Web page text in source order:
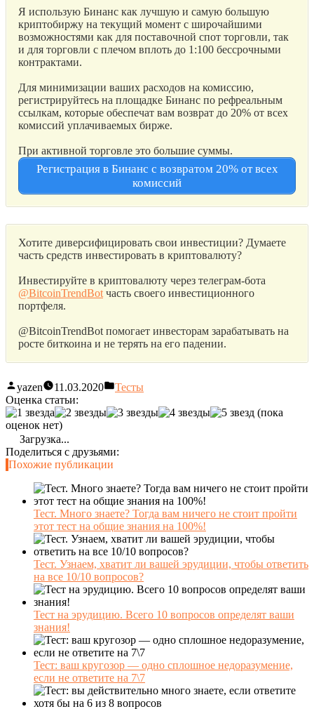
Я использую Бинанс как лучшую и самую большую
криптобиржу на текущий момент с широчайшими
возможностями как для поставочной спот торговли, так
и для торговли с плечом вплоть до 1:100 бессрочными
контрактами.
Для минимизации ваших расходов на комиссию,
регистрируйтесь на площадке Бинанс по рефреальным
ссылкам, которые обеспечат вам возврат до 20% от всех
комиссий уплачиваемых бирже.
При активной торговле это большие суммы.
Регистрация в Бинанс с возвратом 20% от всех
комиссий
Хотите диверсифицировать свои инвестиции? Думаете
часть средств инвестировать в криптовалюту?
Инвестируйте в криптовалюту через телеграм-бота
@BitcoinTrendBot часть своего инвестиционного
портфеля.
@BitcoinTrendBot помогает инвесторам зарабатывать на
росте биткоина и не терять на его падении.
yazen 11.03.2020
Тесты
Оценка статьи:
(пока
оценок нет)
Загрузка...
Поделиться с друзьями:
Похожие публикации
Тест. Много знаете? Тогда вам ничего не стоит пройти
этот тест на общие знания на 100%!
Тест. Узнаем, хватит ли вашей эрудиции, чтобы ответить
на все 10/10 вопросов?
Тест на эрудицию. Всего 10 вопросов определят ваши
знания!
Тест: ваш кругозор — одно сплошное недоразумение,
если не ответите на 7\7